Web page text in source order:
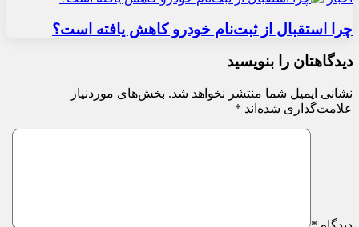
چرا استقبال از ثبت‌نام خودرو کاهش یافته است؟
دیدگاهتان را بنویسید
نشانی ایمیل شما منتشر نخواهد شد. بخش‌های موردنیاز
علامت‌گذاری شده‌اند *